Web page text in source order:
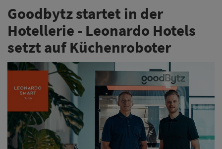
Goodbytz startet in der
Hotellerie - Leonardo Hotels
setzt auf Küchenroboter